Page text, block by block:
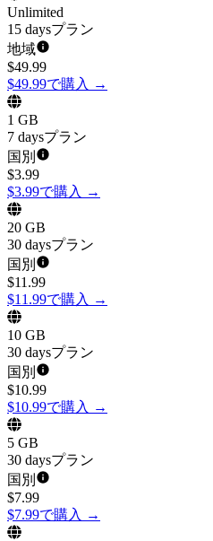
Unlimited
15 daysプラン
地域
$49.99
$49.99で購入 →
1 GB
7 daysプラン
国別
$3.99
$3.99で購入 →
20 GB
30 daysプラン
国別
$11.99
$11.99で購入 →
10 GB
30 daysプラン
国別
$10.99
$10.99で購入 →
5 GB
30 daysプラン
国別
$7.99
$7.99で購入 →